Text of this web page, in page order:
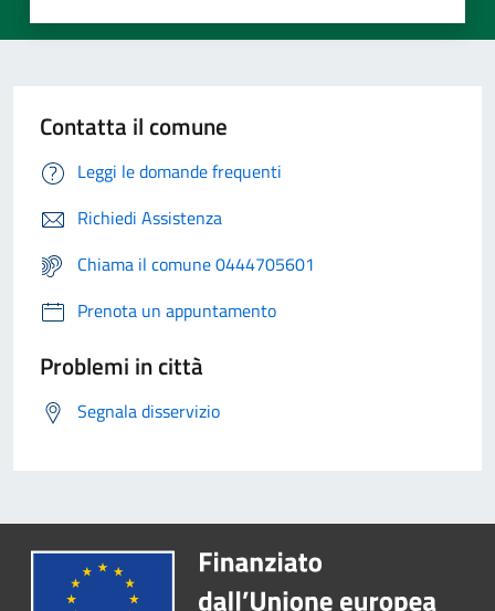
Contatta il comune
Leggi le domande frequenti
Richiedi Assistenza
Chiama il comune 0444705601
Prenota un appuntamento
Problemi in città
Segnala disservizio